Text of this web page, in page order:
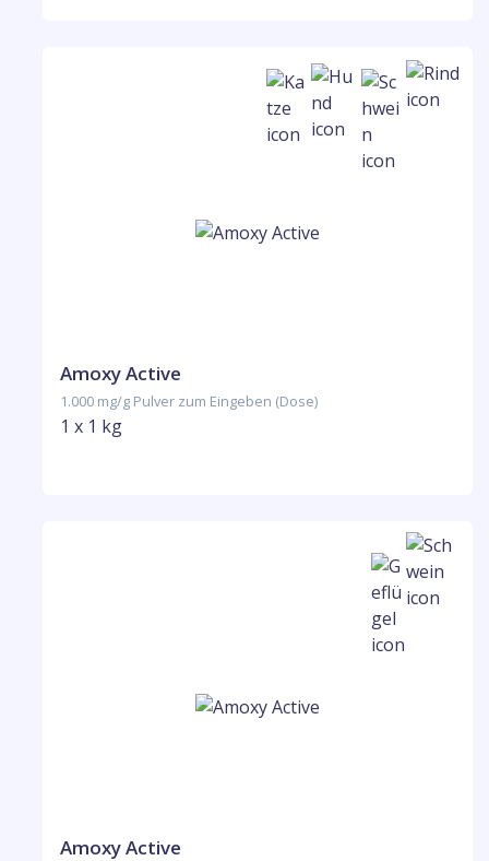
Amoxy Active
1.000 mg/g Pulver zum Eingeben (Dose)
1 x 1 kg
Amoxy Active